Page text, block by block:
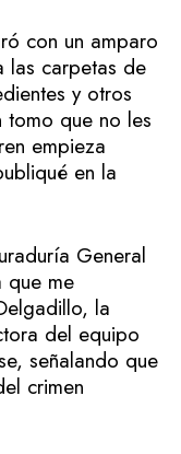
con un amparo
las carpetas de
y otros
tomo que no les
empieza
en la
General
que me
la
del equipo
señalando que
crimen